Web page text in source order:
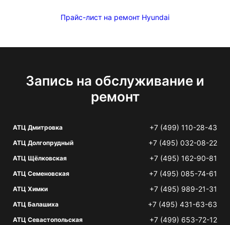
Прайс-лист на ремонт Hyundai
Запись на обслуживание и
ремонт
АТЦ Дмитровка +7 (499) 110-28-43
АТЦ Долгопрудный +7 (495) 032-08-22
АТЦ Щёлковская +7 (495) 162-90-81
АТЦ Семеновская +7 (495) 085-74-61
АТЦ Химки +7 (495) 989-21-31
АТЦ Балашиха +7 (495) 431-63-63
АТЦ Севастопольская +7 (499) 653-72-12